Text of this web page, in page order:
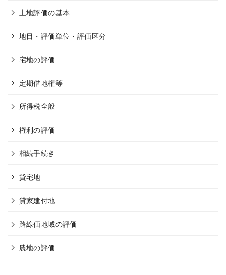
土地評価の基本
地目・評価単位・評価区分
宅地の評価
定期借地権等
所得税全般
権利の評価
相続手続き
貸宅地
貸家建付地
路線価地域の評価
農地の評価